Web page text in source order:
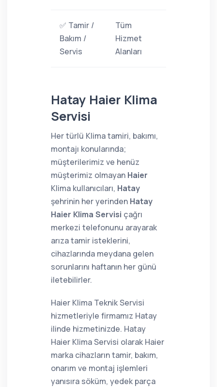
✅ Tamir /
Bakım /
Servis
Tüm
Hizmet
Alanları
Hatay Haier Klima
Servisi
Her türlü Klima tamiri, bakımı,
montajı konularında;
müşterilerimiz ve henüz
müşterimiz olmayan Haier
Klima kullanıcıları, Hatay
şehrinin her yerinden Hatay
Haier Klima Servisi çağrı
merkezi telefonunu arayarak
arıza tamir isteklerini,
cihazlarında meydana gelen
sorunlarını haftanın her günü
iletebilirler.
Haier Klima Teknik Servisi
hizmetleriyle firmamız Hatay
ilinde hizmetinizde. Hatay
Haier Klima Servisi olarak Haier
marka cihazların tamir, bakım,
onarım ve montaj işlemleri
yanısıra söküm, yedek parça